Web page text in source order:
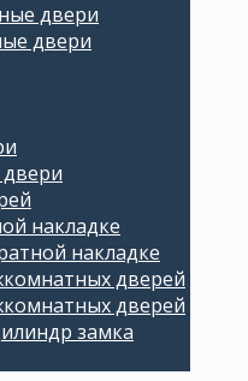
двери
двери
накладке
накладке
дверей
дверей
замка